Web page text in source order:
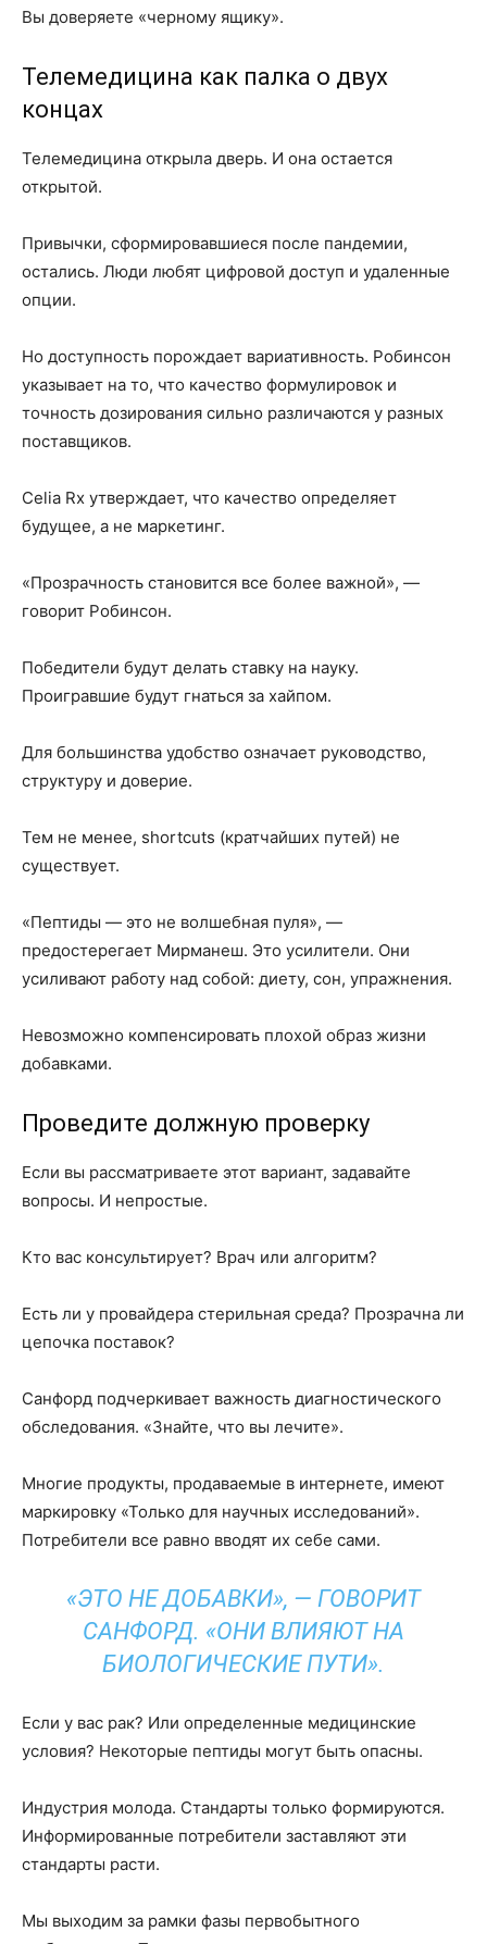
Вы доверяете «черному ящику».
Телемедицина как палка о двух
концах
Телемедицина открыла дверь. И она остается
открытой.
Привычки, сформировавшиеся после пандемии,
остались. Люди любят цифровой доступ и удаленные
опции.
Но доступность порождает вариативность. Робинсон
указывает на то, что качество формулировок и
точность дозирования сильно различаются у разных
поставщиков.
Celia Rx утверждает, что качество определяет
будущее, а не маркетинг.
«Прозрачность становится все более важной», —
говорит Робинсон.
Победители будут делать ставку на науку.
Проигравшие будут гнаться за хайпом.
Для большинства удобство означает руководство,
структуру и доверие.
Тем не менее, shortcuts (кратчайших путей) не
существует.
«Пептиды — это не волшебная пуля», —
предостерегает Мирманеш. Это усилители. Они
усиливают работу над собой: диету, сон, упражнения.
Невозможно компенсировать плохой образ жизни
добавками.
Проведите должную проверку
Если вы рассматриваете этот вариант, задавайте
вопросы. И непростые.
Кто вас консультирует? Врач или алгоритм?
Есть ли у провайдера стерильная среда? Прозрачна ли
цепочка поставок?
Санфорд подчеркивает важность диагностического
обследования. «Знайте, что вы лечите».
Многие продукты, продаваемые в интернете, имеют
маркировку «Только для научных исследований».
Потребители все равно вводят их себе сами.
«ЭТО НЕ ДОБАВКИ», — ГОВОРИТ
САНФОРД. «ОНИ ВЛИЯЮТ НА
БИОЛОГИЧЕСКИЕ ПУТИ».
Если у вас рак? Или определенные медицинские
условия? Некоторые пептиды могут быть опасны.
Индустрия молода. Стандарты только формируются.
Информированные потребители заставляют эти
стандарты расти.
Мы выходим за рамки фазы первобытного